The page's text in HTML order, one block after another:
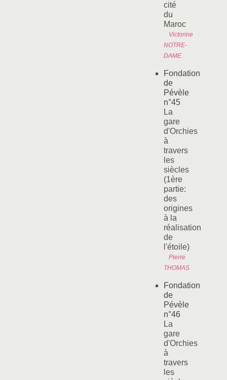
cité
du
Maroc
Victorine
NOTRE-
DAME
Fondation
de
Pévèle
n°45
La
gare
d'Orchies
à
travers
les
siècles
(1ère
partie:
des
origines
à la
réalisation
de
l'étoile)
Pierre
THOMAS
Fondation
de
Pévèle
n°46
La
gare
d'Orchies
à
travers
les